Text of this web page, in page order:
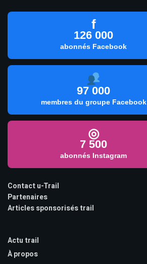
f
126 000
abonnés Facebook
97 000
membres du groupe Facebook
◎
7 500
abonnés Instagram
Contact u-Trail
Partenaires
Articles sponsorisés trail
Actu trail
À propos